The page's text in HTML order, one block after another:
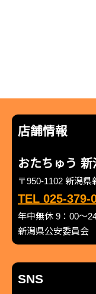
店舗情報
おたちゅう
〒950-1102 新潟
TEL 025-379-
年中無休 9：00～
新潟県公安委員会
SNS